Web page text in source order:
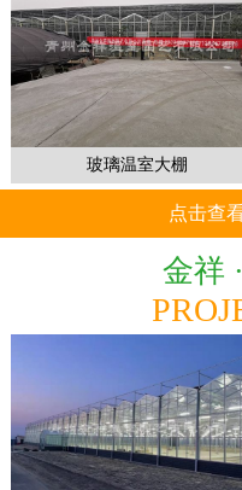
玻璃温室大棚
点击查
金祥 ·